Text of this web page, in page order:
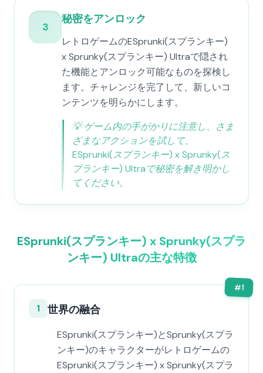
3
秘密をアンロック
レトロゲームのESprunki(スプランキー)
x Sprunky(スプランキー) Ultraで隠され
た機能とアンロック可能なものを探検し
ます。チャレンジを完了して、新しいコ
ンテンツを明らかにします。
💡ゲーム内の手がかりに注意し、さま
ざまなアクションを試して、
ESprunki(スプランキー) x Sprunky(ス
プランキー) Ultraで秘密を解き明かし
てください。
ESprunki(スプランキー) x Sprunky(スプラ
ンキー) Ultraの主な特徴
#1
1 世界の融合
ESprunki(スプランキー)とSprunky(スプラ
ンキー)のキャラクターがレトロゲームの
ESprunki(スプランキー) x Sprunky(スプラ